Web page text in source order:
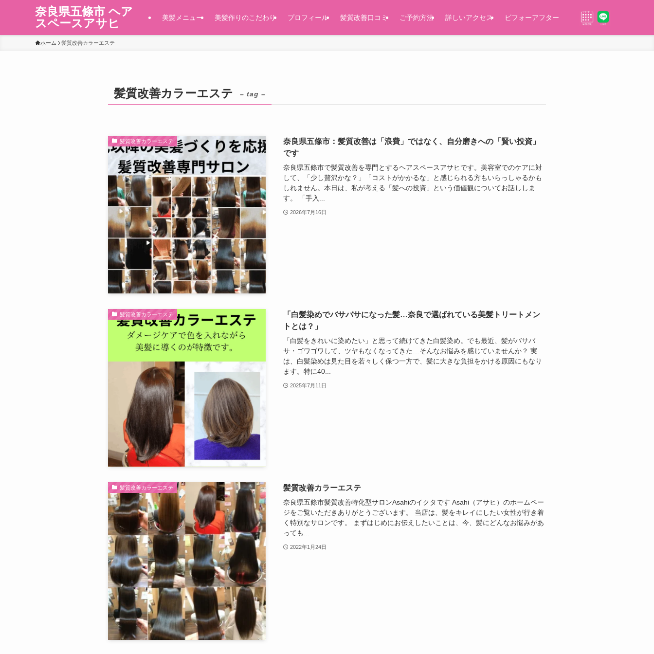
奈良県五條市 ヘア
スペースアサヒ
美髪メニュー 美髪作りのこだわり プロフィール 髪質改善口コミ ご予約方法 詳しいアクセス ビフォーアフター
ホーム 髪質改善カラーエステ
髪質改善カラーエステ – tag –
髪質改善カラーエステ
奈良県五條市：髪質改善は「浪費」ではなく、自分磨きへの「賢い投資」
です
奈良県五條市で髪質改善を専門とするヘアスペースアサヒです。美容室でのケアに対
して、「少し贅沢かな？」「コストがかかるな」と感じられる方もいらっしゃるかも
しれません。本日は、私が考える「髪への投資」という価値観についてお話ししま
す。 「手入...
2026年7月16日
髪質改善カラーエステ
「白髪染めでバサバサになった髪…奈良で選ばれている美髪トリートメン
トとは？」
「白髪をきれいに染めたい」と思って続けてきた白髪染め。でも最近、髪がバサバ
サ・ゴワゴワして、ツヤもなくなってきた…そんなお悩みを感じていませんか？ 実
は、白髪染めは見た目を若々しく保つ一方で、髪に大きな負担をかける原因にもなり
ます。特に40...
2025年7月11日
髪質改善カラーエステ 髪質改善カラーエステ
奈良県五條市髪質改善特化型サロンAsahiのイクタです Asahi（アサヒ）のホームペー
ジをご覧いただきありがとうございます。 当店は、髪をキレイにしたい女性が行き着
く特別なサロンです。 まずはじめにお伝えしたいことは、今、髪にどんなお悩みがあ
っても...
2022年1月24日